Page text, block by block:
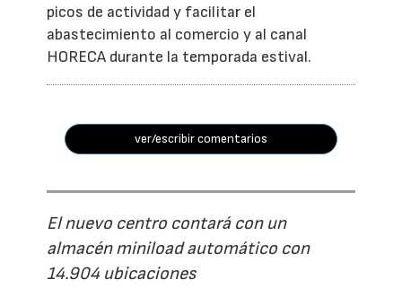
picos de actividad y facilitar el
abastecimiento al comercio y al canal
HORECA durante la temporada estival.
ver/escribir comentarios
El nuevo centro contará con un
almacén miniload automático con
14.904 ubicaciones